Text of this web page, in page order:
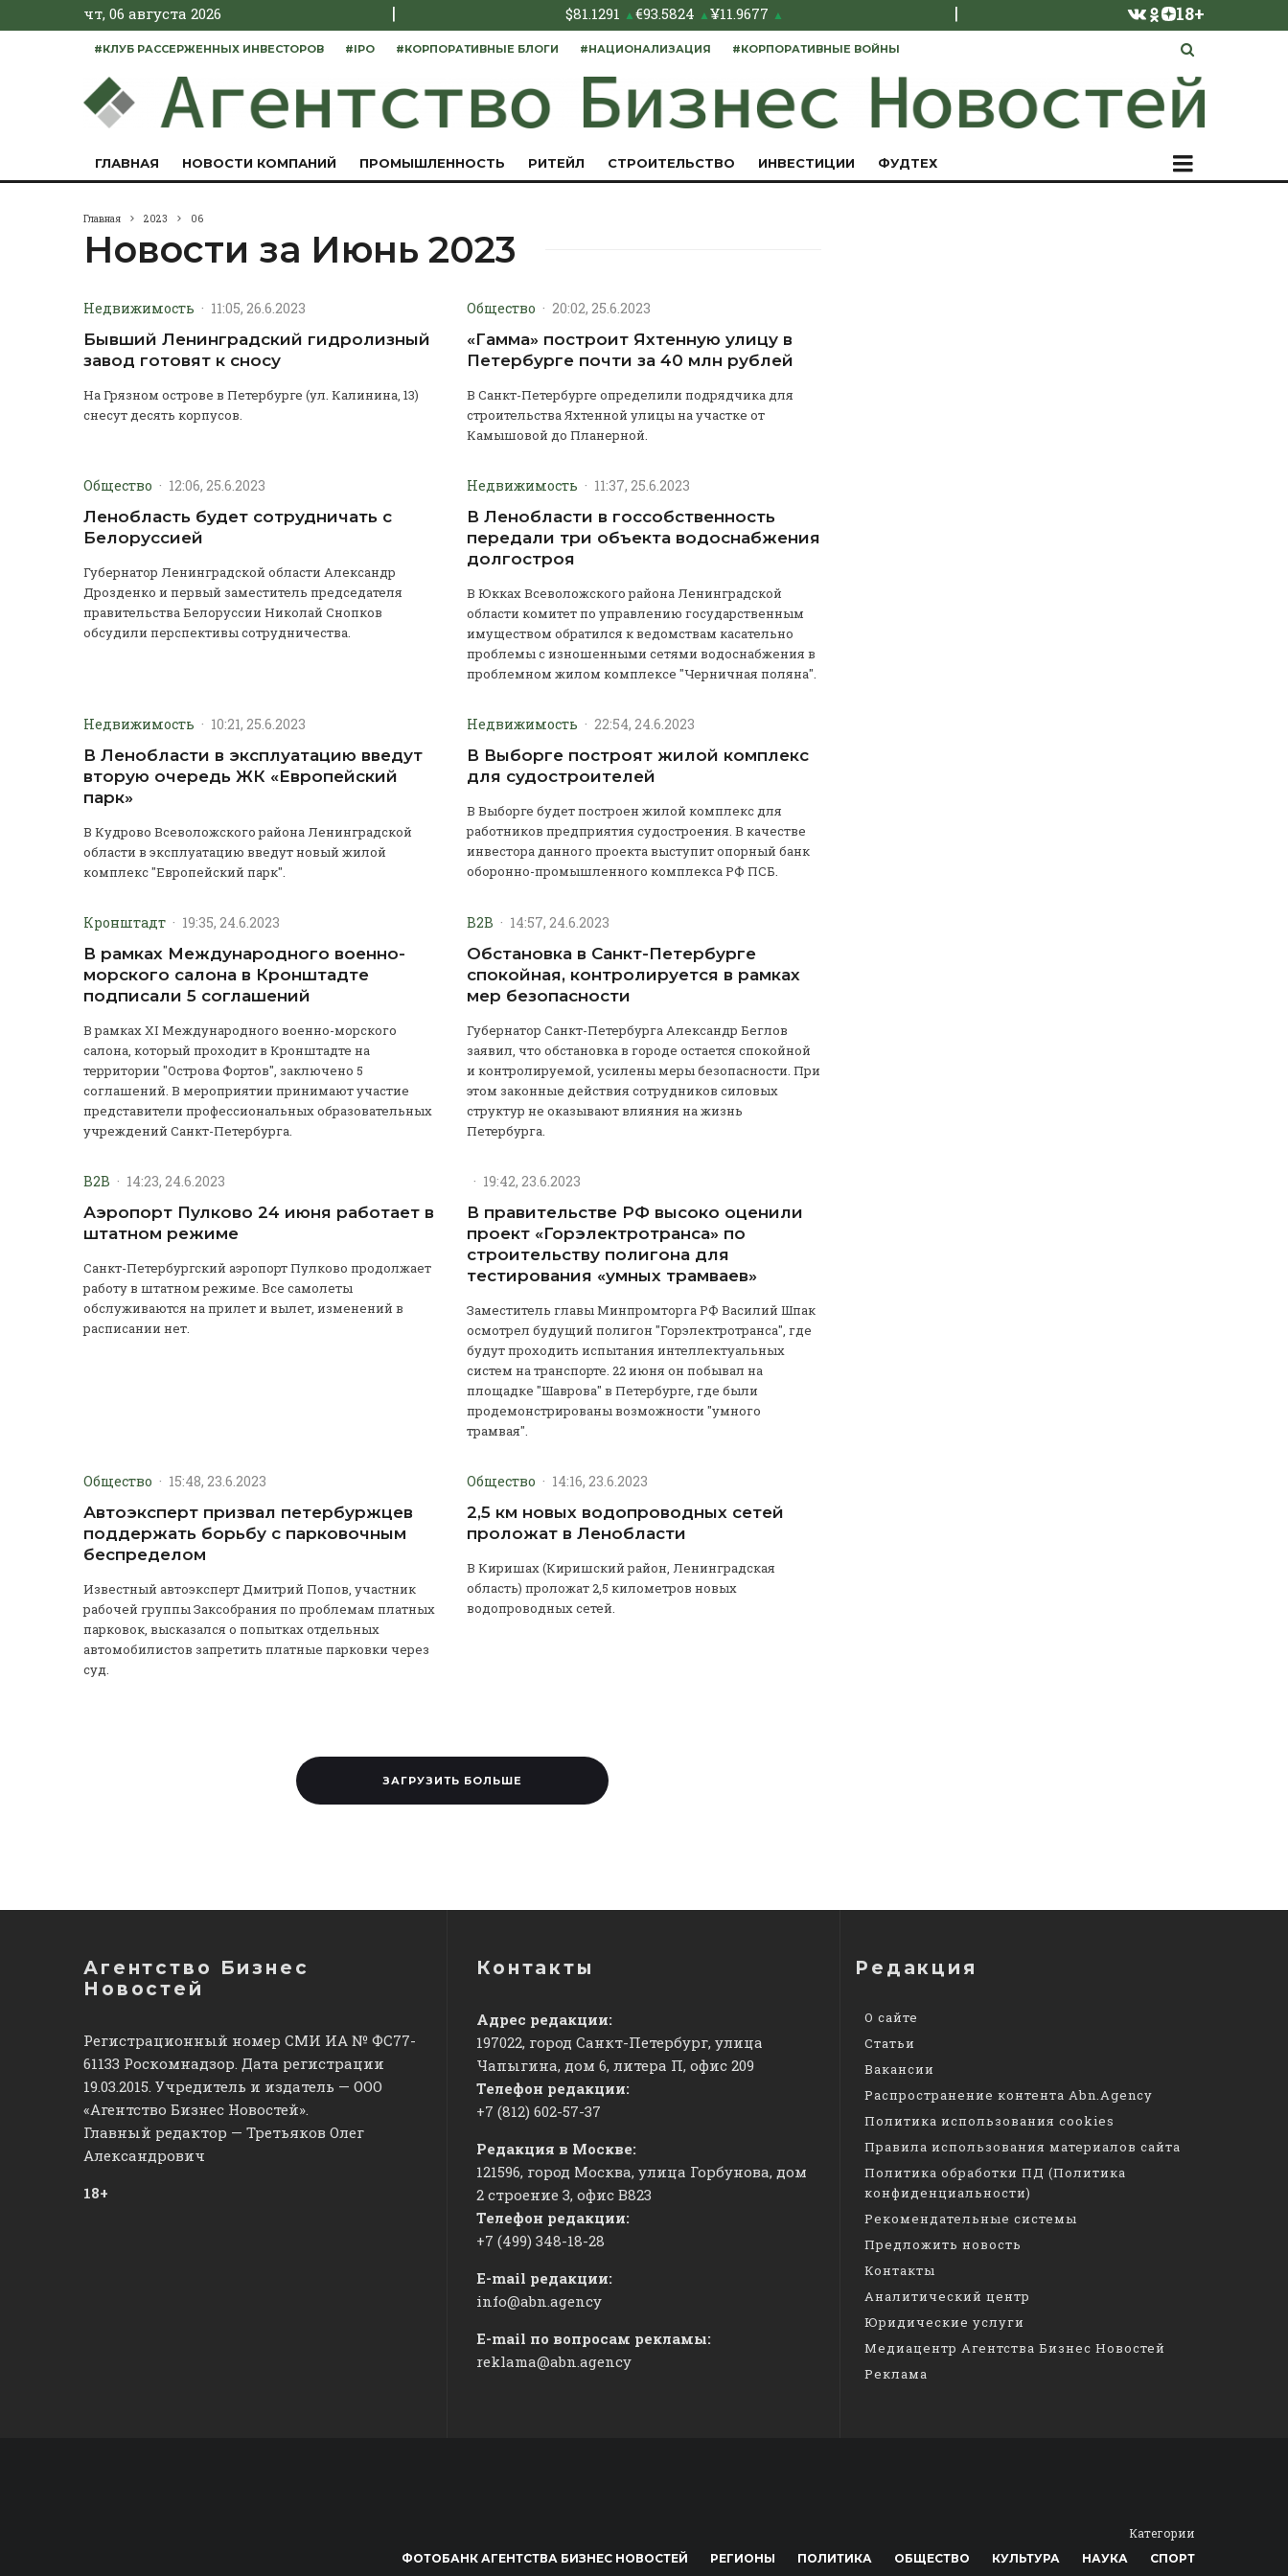
чт, 06 августа 2026 | $81.1291 ▲€93.5824 ▲¥11.9677 ▲ | 18+
#КЛУБ РАССЕРЖЕННЫХ ИНВЕСТОРОВ #IPO #КОРПОРАТИВНЫЕ БЛОГИ #НАЦИОНАЛИЗАЦИЯ #КОРПОРАТИВНЫЕ ВОЙНЫ
ГЛАВНАЯ НОВОСТИ КОМПАНИЙ ПРОМЫШЛЕННОСТЬ РИТЕЙЛ СТРОИТЕЛЬСТВО ИНВЕСТИЦИИ ФУДТЕХ
Главная 2023 06
Новости за Июнь 2023
Недвижимость · 11:05, 26.6.2023
Бывший Ленинградский гидролизный
завод готовят к сносу
На Грязном острове в Петербурге (ул. Калинина, 13)
снесут десять корпусов.
Общество · 20:02, 25.6.2023
«Гамма» построит Яхтенную улицу в
Петербурге почти за 40 млн рублей
В Санкт-Петербурге определили подрядчика для
строительства Яхтенной улицы на участке от
Камышовой до Планерной.
Общество · 12:06, 25.6.2023
Ленобласть будет сотрудничать с
Белоруссией
Губернатор Ленинградской области Александр
Дрозденко и первый заместитель председателя
правительства Белоруссии Николай Снопков
обсудили перспективы сотрудничества.
Недвижимость · 11:37, 25.6.2023
В Ленобласти в госсобственность
передали три объекта водоснабжения
долгостроя
В Юкках Всеволожского района Ленинградской
области комитет по управлению государственным
имуществом обратился к ведомствам касательно
проблемы с изношенными сетями водоснабжения в
проблемном жилом комплексе "Черничная поляна".
Недвижимость · 10:21, 25.6.2023
В Ленобласти в эксплуатацию введут
вторую очередь ЖК «Европейский
парк»
В Кудрово Всеволожского района Ленинградской
области в эксплуатацию введут новый жилой
комплекс "Европейский парк".
Недвижимость · 22:54, 24.6.2023
В Выборге построят жилой комплекс
для судостроителей
В Выборге будет построен жилой комплекс для
работников предприятия судостроения. В качестве
инвестора данного проекта выступит опорный банк
оборонно-промышленного комплекса РФ ПСБ.
Кронштадт · 19:35, 24.6.2023
В рамках Международного военно-
морского салона в Кронштадте
подписали 5 соглашений
В рамках XI Международного военно-морского
салона, который проходит в Кронштадте на
территории "Острова Фортов", заключено 5
соглашений. В мероприятии принимают участие
представители профессиональных образовательных
учреждений Санкт-Петербурга.
B2B · 14:57, 24.6.2023
Обстановка в Санкт-Петербурге
спокойная, контролируется в рамках
мер безопасности
Губернатор Санкт-Петербурга Александр Беглов
заявил, что обстановка в городе остается спокойной
и контролируемой, усилены меры безопасности. При
этом законные действия сотрудников силовых
структур не оказывают влияния на жизнь
Петербурга.
B2B · 14:23, 24.6.2023
Аэропорт Пулково 24 июня работает в
штатном режиме
Санкт-Петербургский аэропорт Пулково продолжает
работу в штатном режиме. Все самолеты
обслуживаются на прилет и вылет, изменений в
расписании нет.
· 19:42, 23.6.2023
В правительстве РФ высоко оценили
проект «Горэлектротранса» по
строительству полигона для
тестирования «умных трамваев»
Заместитель главы Минпромторга РФ Василий Шпак
осмотрел будущий полигон "Горэлектротранса", где
будут проходить испытания интеллектуальных
систем на транспорте. 22 июня он побывал на
площадке "Шаврова" в Петербурге, где были
продемонстрированы возможности "умного
трамвая".
Общество · 15:48, 23.6.2023
Автоэксперт призвал петербуржцев
поддержать борьбу с парковочным
беспределом
Известный автоэксперт Дмитрий Попов, участник
рабочей группы Заксобрания по проблемам платных
парковок, высказался о попытках отдельных
автомобилистов запретить платные парковки через
суд.
Общество · 14:16, 23.6.2023
2,5 км новых водопроводных сетей
проложат в Ленобласти
В Киришах (Киришский район, Ленинградская
область) проложат 2,5 километров новых
водопроводных сетей.
ЗАГРУЗИТЬ БОЛЬШЕ
Агентство Бизнес
Новостей
Регистрационный номер СМИ ИА № ФС77-
61133 Роскомнадзор. Дата регистрации
19.03.2015. Учредитель и издатель — ООО
«Агентство Бизнес Новостей».
Главный редактор — Третьяков Олег
Александрович
18+
Контакты
Адрес редакции:
197022, город Санкт-Петербург, улица
Чапыгина, дом 6, литера П, офис 209
Телефон редакции:
+7 (812) 602-57-37
Редакция в Москве:
121596, город Москва, улица Горбунова, дом
2 строение 3, офис ​В823
Телефон редакции:
+7 (499) 348-18-28
E-mail редакции:
info@abn.agency
E-mail по вопросам рекламы:
reklama@abn.agency
Редакция
О сайте
Статьи
Вакансии
Распространение контента Abn.Agency
Политика использования cookies
Правила использования материалов сайта
Политика обработки ПД (Политика
конфиденциальности)
Рекомендательные системы
Предложить новость
Контакты
Аналитический центр
Юридические услуги
Медиацентр Агентства Бизнес Новостей
Реклама
Категории
ФОТОБАНК АГЕНТСТВА БИЗНЕС НОВОСТЕЙ РЕГИОНЫ ПОЛИТИКА ОБЩЕСТВО КУЛЬТУРА НАУКА СПОРТ